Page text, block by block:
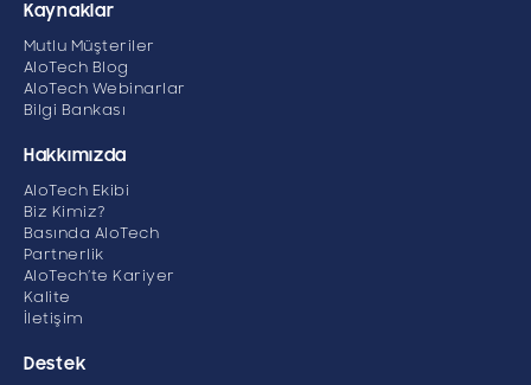
Kaynaklar
Mutlu Müşteriler
AloTech Blog
AloTech Webinarlar
Bilgi Bankası
Hakkımızda
AloTech Ekibi
Biz Kimiz?
Basında AloTech
Partnerlik
AloTech’te Kariyer
Kalite
İletişim
Destek